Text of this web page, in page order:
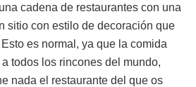
cadena de restaurantes con una
sitio con estilo de decoración que
es normal, ya que la comida
todos los rincones del mundo,
nada el restaurante del que os